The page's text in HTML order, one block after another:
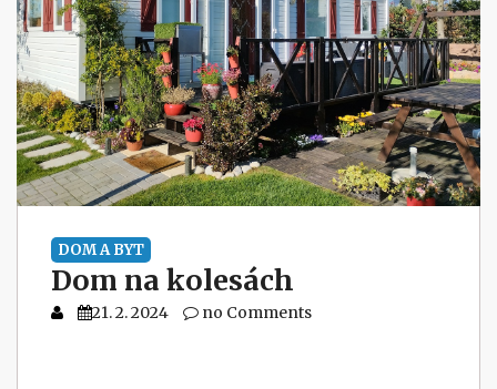
DOM A BYT
Dom na kolesách
21. 2. 2024 no Comments